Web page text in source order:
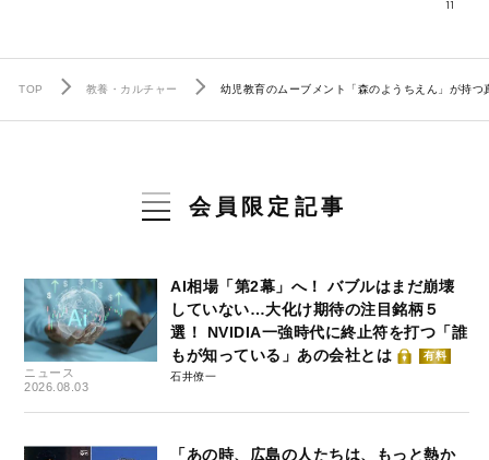
11
TOP 教養・カルチャー 幼児教育のムーブメント「森のようちえん」が持
会員限定記事
ニュース
2026.08.03
AI相場「第2幕」へ！ バブルはまだ崩壊
していない…大化け期待の注目銘柄５
選！ NVIDIA一強時代に終止符を打つ「誰
もが知っている」あの会社とは
有料
石井僚一
「あの時、広島の人たちは、もっと熱か